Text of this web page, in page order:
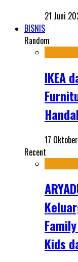
21 Juni
BISNIS
Random
IKEA
17
Recent
Kids